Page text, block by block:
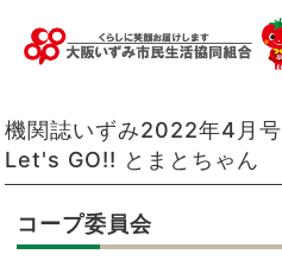
機関誌いずみ2022年4月号
Let's GO!! とまとちゃん
コープ委員会